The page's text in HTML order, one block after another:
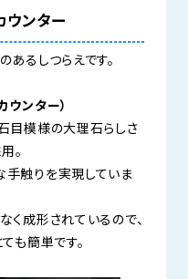
ウンター
るしつらえです。
ンター）
目模様の大理石らしさ
。
触りを実現していま
く成形されているので、
も簡単です。